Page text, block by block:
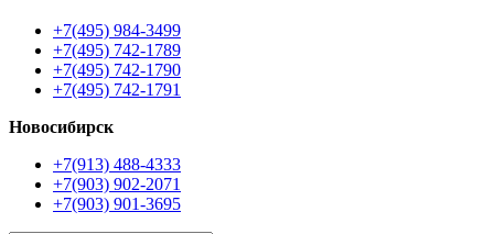
+7(495) 984-3499
+7(495) 742-1789
+7(495) 742-1790
+7(495) 742-1791
Новосибирск
+7(913) 488-4333
+7(903) 902-2071
+7(903) 901-3695